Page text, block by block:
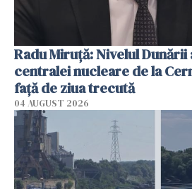
Radu Miruţă: Nivelul
centralei nucleare de la
faţă de ziua trecută
04 AUGUST 2026